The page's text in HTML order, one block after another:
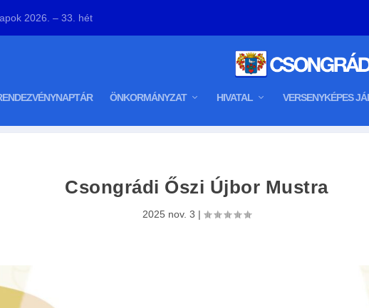
2026. – 33. hét
ÖNKORMÁNYZAT HIVATAL VERSENYKÉPES
Csongrádi Őszi Újbor Mustra
2025 nov. 3 |